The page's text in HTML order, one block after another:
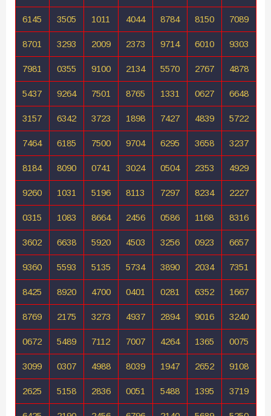
6145 3505 1011 4044 8784 8150 7089
8701 3293 2009 2373 9714 6010 9303
7981 0355 9100 2134 5570 2767 4878
5437 9264 7501 8765 1331 0627 6648
3157 6342 3723 1898 7427 4839 5722
7464 6185 7500 9704 6295 3658 3237
8184 8090 0741 3024 0504 2353 4929
9260 1031 5196 8113 7297 8234 2227
0315 1083 8664 2456 0586 1168 8316
3602 6638 5920 4503 3256 0923 6657
9360 5593 5135 5734 3890 2034 7351
8425 8920 4700 0401 0281 6352 1667
8769 2175 3273 4937 2894 9016 3240
0672 5489 7112 7007 4264 1365 0075
3099 0307 4988 8039 1947 2652 9108
2625 5158 2836 0051 5488 1395 3719